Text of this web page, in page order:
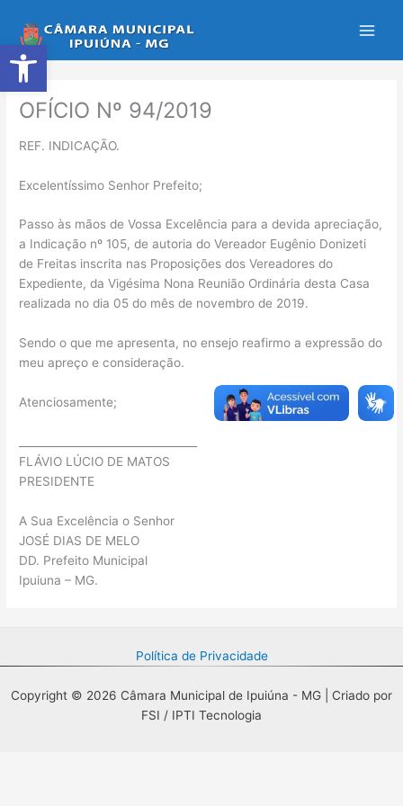
Abrir a barra de ferramentas
para
o
conteúdo
OFÍCIO Nº 94/2019
REF. INDICAÇÃO.
Excelentíssimo Senhor Prefeito;
Passo às mãos de Vossa Excelência para a devida apreciação,
a Indicação nº 105, de autoria do Vereador Eugênio Donizeti
de Freitas inscrita nas Proposições dos Vereadores do
Expediente, da Vigésima Nona Reunião Ordinária desta Casa
realizada no dia 05 do mês de novembro de 2019.
Sendo o que me apresenta, no ensejo reafirmo a expressão do
meu apreço e consideração.
Atenciosamente;
FLÁVIO LÚCIO DE MATOS
PRESIDENTE
A Sua Excelência o Senhor
JOSÉ DIAS DE MELO
DD. Prefeito Municipal
Ipuiuna – MG.
Política de Privacidade
Copyright © 2026 Câmara Municipal de Ipuiúna - MG | Criado por
FSI / IPTI Tecnologia